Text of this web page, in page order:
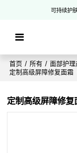
可持续护
首页 / 所有 / 面部护理
定制高级屏障修复面霜
定制高级屏障修复